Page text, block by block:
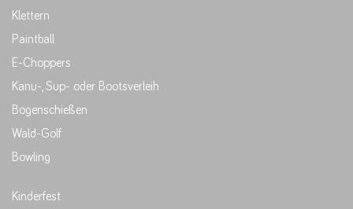
Klettern
Paintball
E-Choppers
Kanu-, Sup- oder Bootsverleih
Bogenschießen
Wald-Golf
Bowling
Kinderfest